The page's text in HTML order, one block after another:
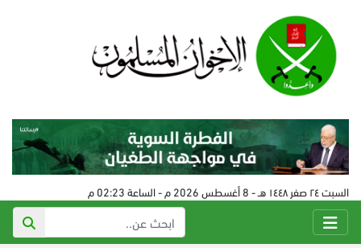
السبت ٢٤ صفر ١٤٤٨ هـ - 8 أغسطس 2026 م - الساعة 02:23 م